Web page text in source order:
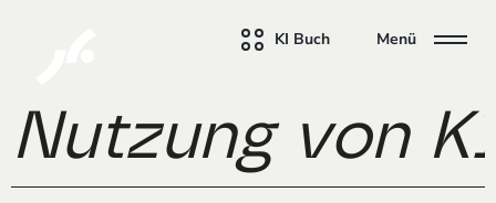
KI Buch Menü
Nutzung von